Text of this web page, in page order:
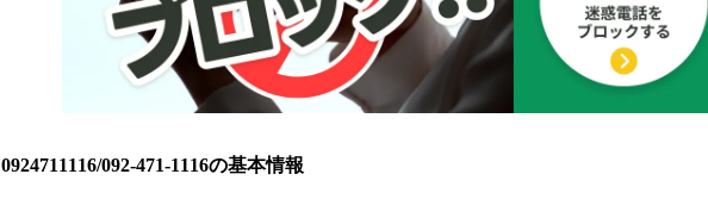
0924711116/092-471-1116の基本情報